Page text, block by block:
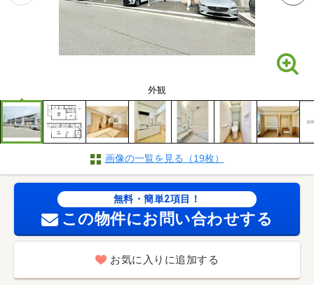
外観
画像の一覧を見る（19枚）
無料・簡単2項目！
この物件にお問い合わせする
お気に入りに追加する